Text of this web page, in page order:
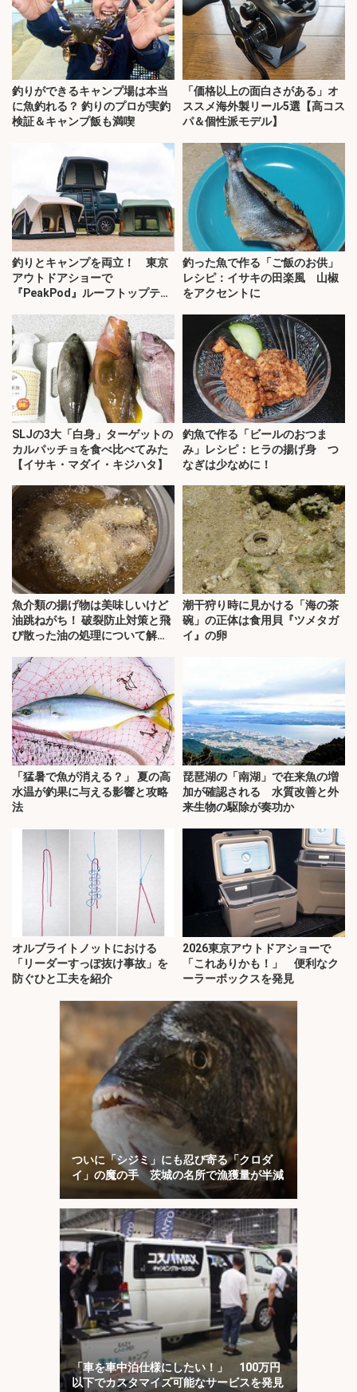
釣りができるキャンプ場は本当
に魚釣れる？ 釣りのプロが実釣
検証＆キャンプ飯も満喫
「価格以上の面白さがある」オ
ススメ海外製リール5選【高コス
パ＆個性派モデル】
釣りとキャンプを両立！ 東京
アウトドアショーで
『PeakPod』ルーフトップテン
釣った魚で作る「ご飯のお供」
レシピ：イサキの田楽風 山椒
をアクセントに
SLJの3大「白身」ターゲットの
カルパッチョを食べ比べてみた
【イサキ・マダイ・キジハタ】
釣魚で作る「ビールのおつま
み」レシピ：ヒラの揚げ身 つ
なぎは少なめに！
魚介類の揚げ物は美味しいけど
油跳ねがち！ 破裂防止対策と飛
び散った油の処理について解
潮干狩り時に見かける「海の茶
碗」の正体は食用貝『ツメタガ
イ』の卵
「猛暑で魚が消える？」 夏の高
水温が釣果に与える影響と攻略
法
琵琶湖の「南湖」で在来魚の増
加が確認される 水質改善と外
来生物の駆除が奏功か
オルブライトノットにおける
「リーダーすっぽ抜け事故」を
防ぐひと工夫を紹介
2026東京アウトドアショーで
「これありかも！」 便利なク
ーラーボックスを発見
ついに「シジミ」にも忍び寄る「クロダ
イ」の魔の手 茨城の名所で漁獲量が半減
「車を車中泊仕様にしたい！」 100万円
以下でカスタマイズ可能なサービスを発見